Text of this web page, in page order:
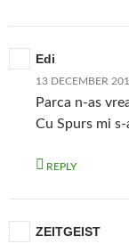
Edi
13 DECEMBER
Parca n-as
Cu Spurs mi
REPLY
ZEITGEIST